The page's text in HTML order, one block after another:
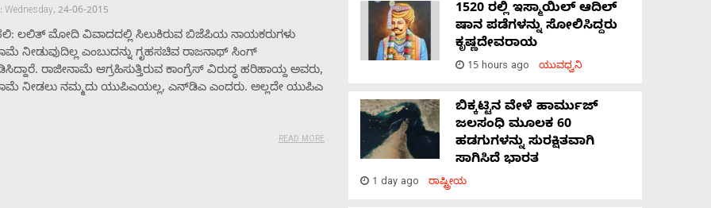
Wednesday, 24-06-2015
ಲಲಿತ್ ಮೋದಿ ವಿವಾದದಲ್ಲಿ ಸಿಲುಕಿರುವ ಬಿಜೆಪಿಯ ನಾಯಕರುಗಳು
ನೀಡುವುದಿಲ್ಲ ಎಂಬುದನ್ನು ಗೃಹಸಚಿವ ರಾಜನಾಥ್ ಸಿಂಗ್
ರಾಜೀನಾಮೆ ಆಗ್ರಹಿಸುತ್ತಿರುವ ಕಾಂಗ್ರೆಸ್ ವಿರುದ್ಧ ಹರಿಹಾಯ್ದ ಅವರು,
ನೀಡಲು ನಮ್ಮದು ಯುಪಿಎಯಲ್ಲ, ಎನ್‌ಡಿಎ ಎಂದರು. ಅಲ್ಲದೇ ಯುಪಿಎ
READ MORE
1520 ರಲ್ಲಿ ಇಸ್ಮಾಯಿಲ್ ಆದಿಲ್
ಷಾನ ಪಡೆಗಳನ್ನು ಸೋಲಿಸಿದ್ದರು
ಕೃಷ್ಣದೇವರಾಯ
15 hours ago ಯುವಧ್ವನಿ
ಬಿಕ್ಕಟ್ಟಿನ ವೇಳೆ ಹಾರ್ಮುಜ್
ಜಲಸಂಧಿ ಮೂಲಕ 60
ಹಡಗುಗಳನ್ನು ಸುರಕ್ಷಿತವಾಗಿ
ಸಾಗಿಸಿದೆ ಭಾರತ
1 day ago ರಾಷ್ಟ್ರೀಯ